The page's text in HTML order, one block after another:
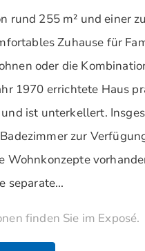
rund 255 m² und einer
Zuhause für
oder die
1970 errichtete Haus
ist unterkellert.
zur
Wohnkonzepte
separate...
finden Sie im Exposé.